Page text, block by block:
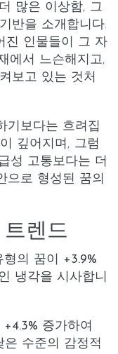
많은 이상함, 그
반을 소개합니다.
진 인물들이 그 자
에서 느슨해지고,
보고 있는 것처
기보다는 흐려집
깊어지며 , 그럼
성 고통보다는 더
으로 형성된 꿈의
렌드
형의 꿈이
+3.9%
냉각을 시사합니
+4.3% 증가하여
은 수준의 감정적